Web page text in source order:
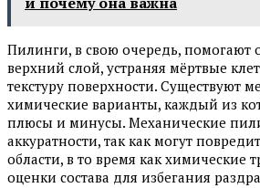
Пилинги, в свою очередь, помогают
верхний слой, устраняя мёртвые
текстуру поверхности. Существуют
химические варианты, каждый из
плюсы и минусы. Механические
аккуратности, так как могут
области, в то время как химические
оценки состава для избегания